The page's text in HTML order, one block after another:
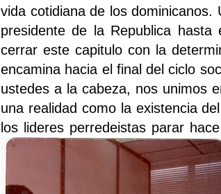
vida cotidiana de los
presidente de la Republica
cerrar este capitulo con la
encamina hacia el final del ciclo
ustedes a la cabeza, nos unimos
una realidad como la existencia
los lideres perredeistas parar